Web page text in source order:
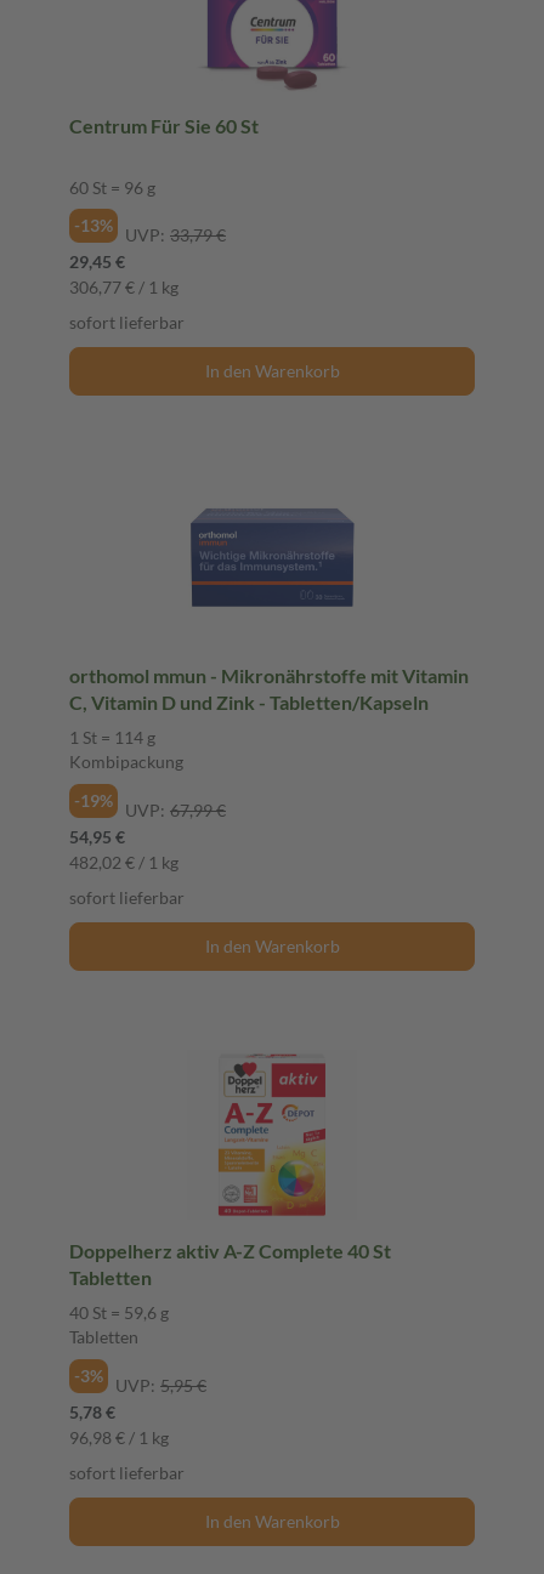
Centrum Für Sie 60 St
60 St = 96 g
-13%
UVP: 33,79 €
29,45 €
306,77 € / 1 kg
sofort lieferbar
In den Warenkorb
orthomol mmun - Mikronährstoffe mit Vitamin
C, Vitamin D und Zink - Tabletten/Kapseln
1 St = 114 g
Kombipackung
-19%
UVP: 67,99 €
54,95 €
482,02 € / 1 kg
sofort lieferbar
In den Warenkorb
Doppelherz aktiv A-Z Complete 40 St
Tabletten
40 St = 59,6 g
Tabletten
-3%
UVP: 5,95 €
5,78 €
96,98 € / 1 kg
sofort lieferbar
In den Warenkorb